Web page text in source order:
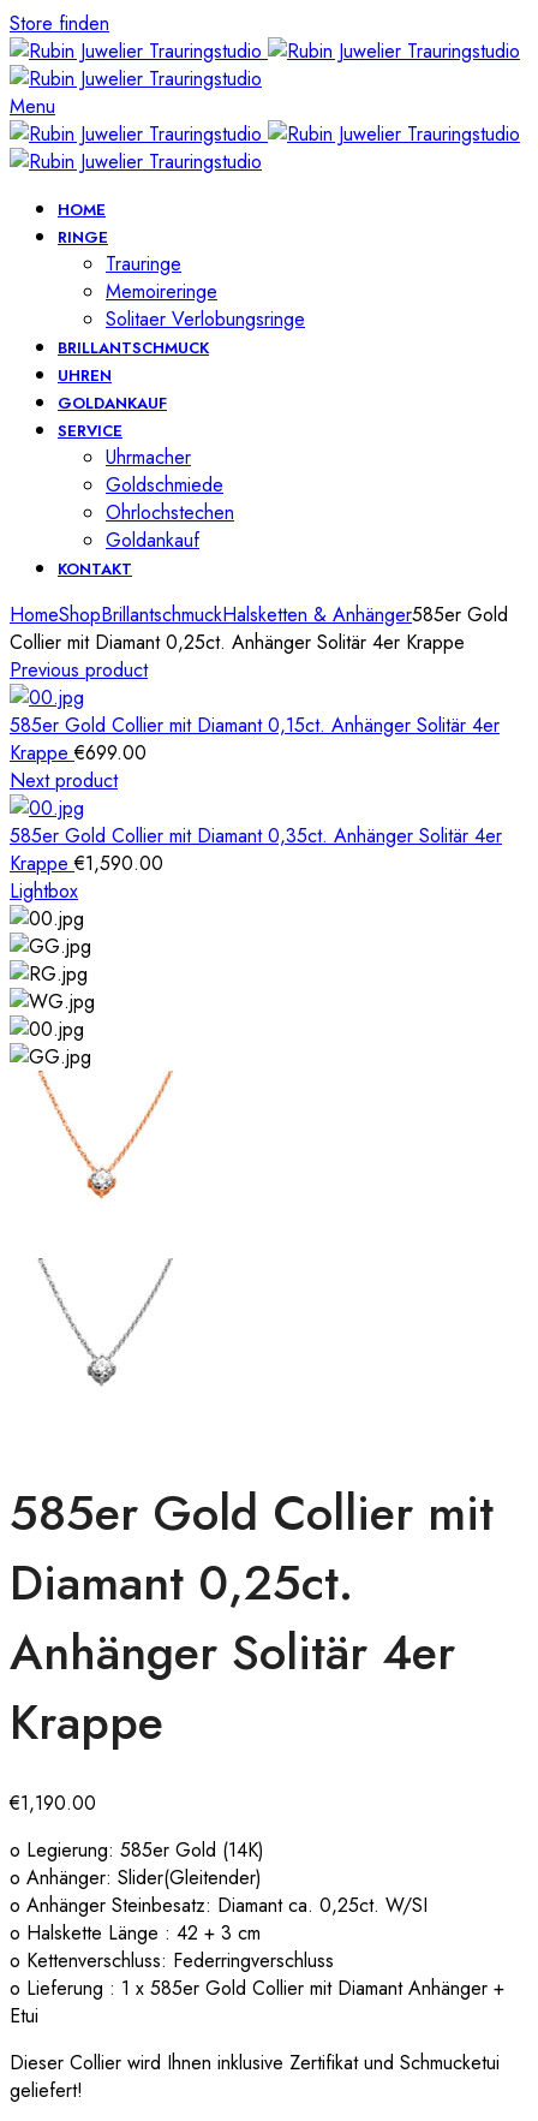
Store finden
Menu
HOME
RINGE
Trauringe
Memoireringe
Solitaer Verlobungsringe
BRILLANTSCHMUCK
UHREN
GOLDANKAUF
SERVICE
Uhrmacher
Goldschmiede
Ohrlochstechen
Goldankauf
KONTAKT
HomeShopBrillantschmuckHalsketten & Anhänger585er Gold
Collier mit Diamant 0,25ct. Anhänger Solitär 4er Krappe
Previous product
585er Gold Collier mit Diamant 0,15ct. Anhänger Solitär 4er
Krappe€699.00
Next product
585er Gold Collier mit Diamant 0,35ct. Anhänger Solitär 4er
Krappe€1,590.00
Lightbox
585er Gold Collier mit
Diamant 0,25ct.
Anhänger Solitär 4er
Krappe
€1,190.00
o Legierung: 585er Gold (14K)
o Anhänger: Slider(Gleitender)
o Anhänger Steinbesatz: Diamant ca. 0,25ct. W/SI
o Halskette Länge : 42 + 3 cm
o Kettenverschluss: Federringverschluss
o Lieferung : 1 x 585er Gold Collier mit Diamant Anhänger +
Etui
Dieser Collier wird Ihnen inklusive Zertifikat und Schmucketui
geliefert!